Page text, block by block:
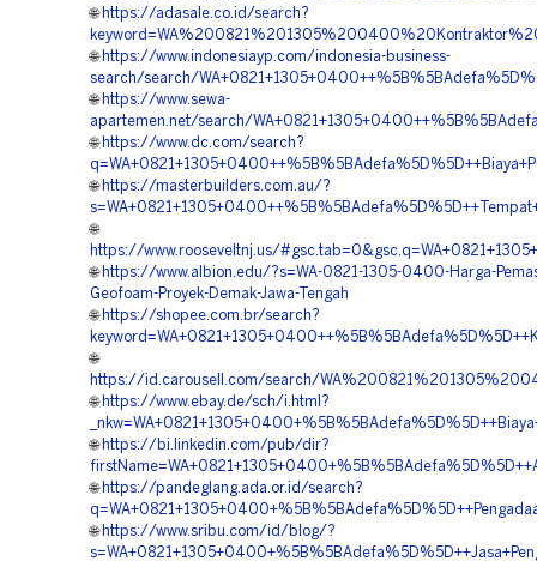
🌐 https://adasale.co.id/search?
🌐 https://www.indonesiayp.com/indonesia-business-
search/search/
🌐 https://www.sewa-
apartemen.net/search/
🌐 https://www.dc.com/search?
🌐 https://masterbuilders.com.au/?
🌐
https://www.rooseveltnj.us/
🌐 https://www.albion.edu/?s=WA-0821-1305-0400-Harga-
Geofoam-Proyek-Demak-Jawa-Tengah
🌐 https://shopee.com.br/search?
🌐
https://id.carousell.com/search/
🌐 https://www.ebay.de/sch/i.html?
🌐 https://bi.linkedin.com/pub/dir?
🌐 https://pandeglang.ada.or.id/search?
🌐 https://www.sribu.com/id/blog/?